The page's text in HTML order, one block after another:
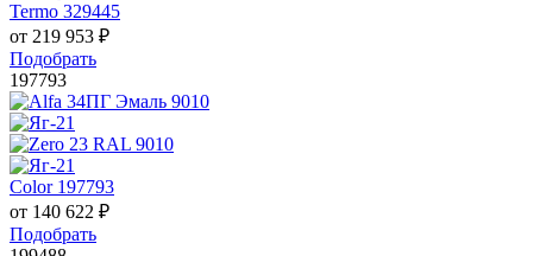
Termo 329445
от 219 953 ₽
Подобрать
197793
Color 197793
от 140 622 ₽
Подобрать